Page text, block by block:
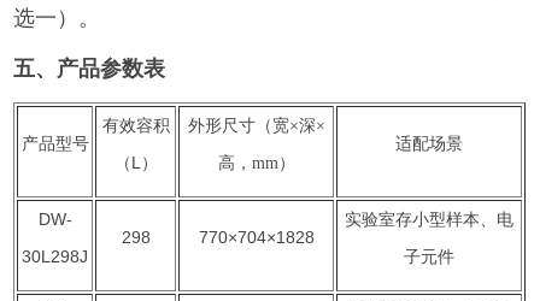
选一）。
五、产品参数表
产品型号
有效容积
（ L）
外形尺寸（宽×深×
高，mm）
适配场景
DW-
30L298J
298 770×704×1828
实验室存小型样本、电
子元件